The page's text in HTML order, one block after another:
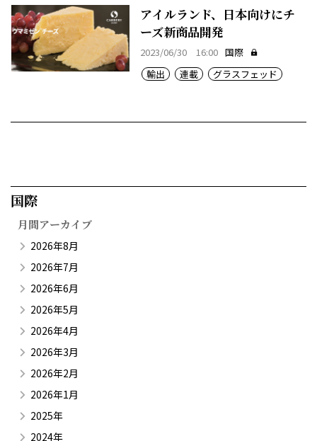
アイルランド、日本向けにチ
ーズ新商品開発
2023/06/30 16:00 国際
輸出
連載 グラスフェッド
国際​
月間アーカイブ
2026年8月
2026年7月
2026年6月
2026年5月
2026年4月
2026年3月
2026年2月
2026年1月
2025年
2024年